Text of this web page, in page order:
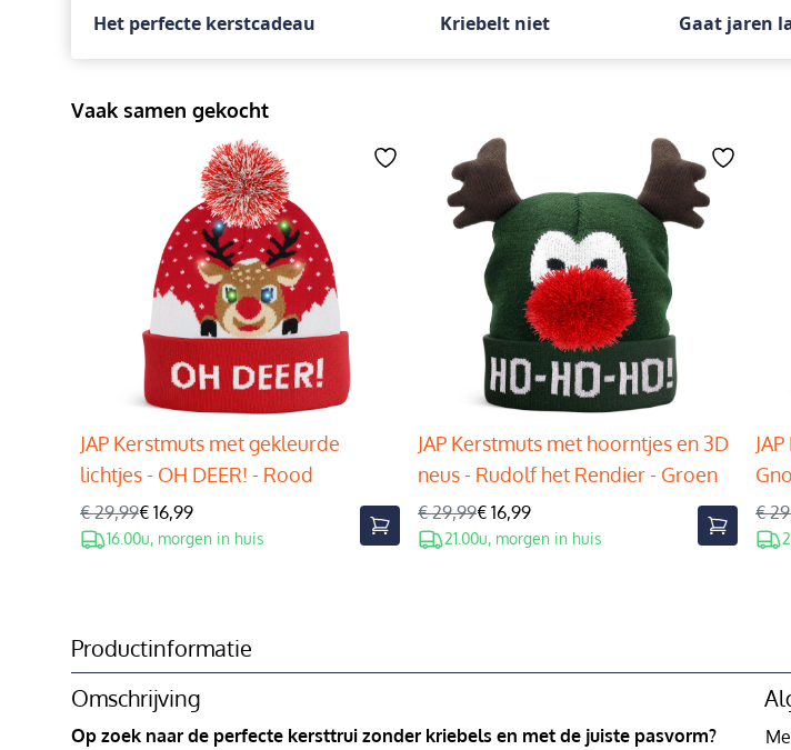
Het perfecte kerstcadeau Kriebelt niet Gaat jaren
Vaak samen gekocht
JAP Kerstmuts met gekleurde
lichtjes - OH DEER! - Rood
€ 29,99€ 16,99
16.00u, morgen in huis
JAP Kerstmuts met hoorntjes en 3D
neus - Rudolf het Rendier - Groen
€ 29,99€ 16,99
21.00u, morgen in huis
€
Productinformatie
Omschrijving
Op zoek naar de perfecte kersttrui zonder kriebels en met de juiste pasvorm?